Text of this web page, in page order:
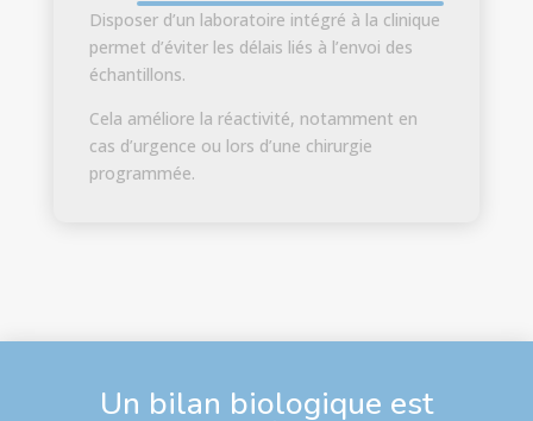
Disposer d’un laboratoire intégré à la clinique
permet d’éviter les délais liés à l’envoi des
échantillons.
Cela améliore la réactivité, notamment en
cas d’urgence ou lors d’une chirurgie
programmée.
Un bilan biologique est